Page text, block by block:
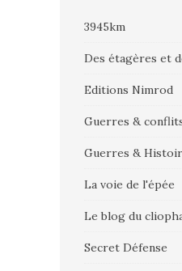
3945km
Des étagères et
Editions Nimrod
Guerres &
Guerres &
La voie de l'épée
Le blog du
Secret Défense